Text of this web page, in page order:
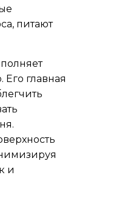
питают
главная
и